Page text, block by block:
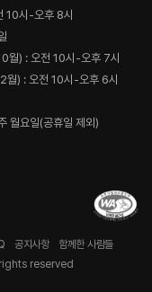
10시-오후 8시
월) : 오전 10시-오후 7시
월) : 오전 10시-오후 6시
월요일(공휴일 제외)
공지사항
함께한 사람들
reserved